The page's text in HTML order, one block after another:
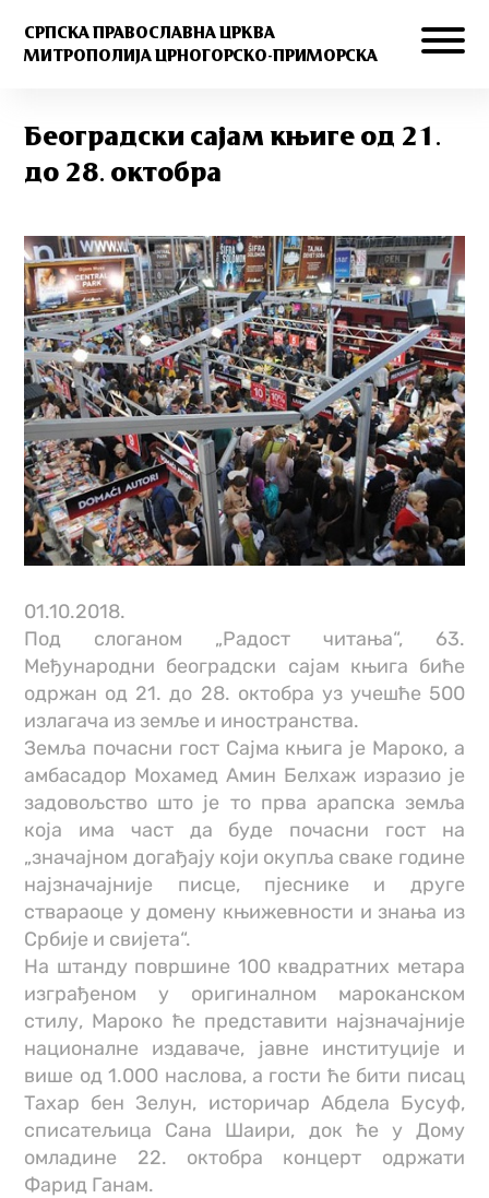
СРПСКА ПРАВОСЛАВНА ЦРКВА
МИТРОПОЛИЈА ЦРНОГОРСКО-ПРИМОРСКА
Београдски сајам књиге од 21.
до 28. октобра
01.10.2018.
Под слоганом „Радост читања“, 63.
Међународни београдски сајам књига биће
одржан од 21. до 28. октобра уз учешће 500
излагача из земље и иностранства.
Земља почасни гост Сајма књига је Мароко, а
амбасадор Мохамед Амин Белхаж изразио је
задовољство што је то прва арапска земља
која има част да буде почасни гост на
„значајном догађају који окупља сваке године
најзначајније писце, пјеснике и друге
ствараоце у домену књижевности и знања из
Србије и свијета“.
На штанду површине 100 квадратних метара
изграђеном у оригиналном мароканском
стилу, Мароко ће представити најзначајније
националне издаваче, јавне институције и
више од 1.000 наслова, а гости ће бити писац
Тахар бен Зелун, историчар Абдела Бусуф,
списатељица Сана Шаири, док ће у Дому
омладине 22. октобра концерт одржати
Фарид Ганам.